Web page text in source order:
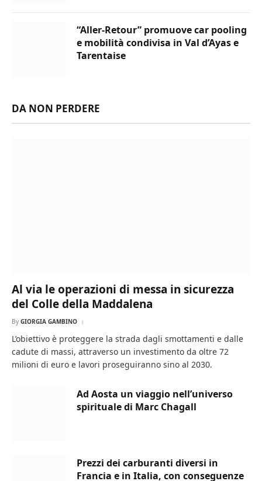
“Aller-Retour” promuove car pooling
e mobilità condivisa in Val d’Ayas e
Tarentaise
DA NON PERDERE
Al via le operazioni di messa in sicurezza
del Colle della Maddalena
By GIORGIA GAMBINO
L’obiettivo è proteggere la strada dagli smottamenti e dalle
cadute di massi, attraverso un investimento da oltre 72
milioni di euro e lavori proseguiranno sino al 2030.
Ad Aosta un viaggio nell’universo
spirituale di Marc Chagall
Prezzi dei carburanti diversi in
Francia e in Italia, con conseguenze